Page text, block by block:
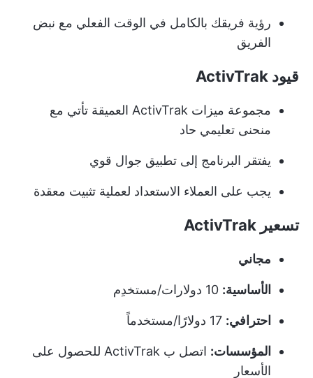
رؤية فريقك بالكامل في الوقت الفعلي مع نبض
الفريق
قيود ActivTrak
مجموعة ميزات ActivTrak العميقة تأتي مع
منحنى تعليمي حاد
يفتقر البرنامج إلى تطبيق جوال قوي
يجب على العملاء الاستعداد لعملية تثبيت معقدة
تسعير ActivTrak
مجاني
الأساسية:
احترافي:
المؤسسات:
اتصل ب ActivTrak للحصول على
الأسعار